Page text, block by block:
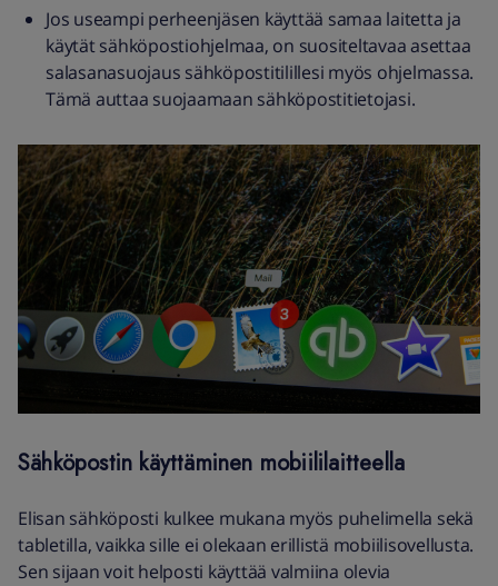
Jos useampi perheenjäsen käyttää samaa laitetta ja
käytät sähköpostiohjelmaa, on suositeltavaa asettaa
salasanasuojaus sähköpostitilillesi myös ohjelmassa.
Tämä auttaa suojaamaan sähköpostitietojasi.
Sähköpostin käyttäminen mobiililaitteella
Elisan sähköposti kulkee mukana myös puhelimella sekä
tabletilla, vaikka sille ei olekaan erillistä mobiilisovellusta.
Sen sijaan voit helposti käyttää valmiina olevia